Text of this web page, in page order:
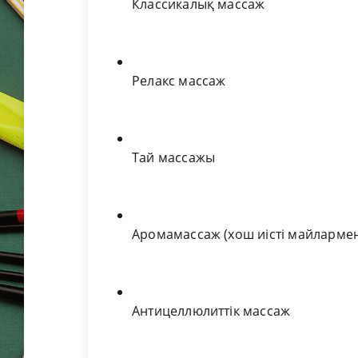
Классикалық массаж
Релакс массаж
Тай массажы
Аромамассаж (хош иісті
Антицеллюлиттік массаж